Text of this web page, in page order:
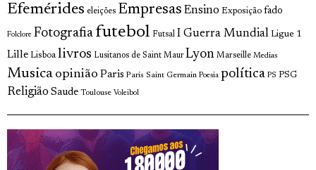
Efemérides eleições Empresas Ensino Exposição fado
Folclore Fotografia futebol Futsal I Guerra Mundial Ligue 1
Lille Lisboa livros Lusitanos de Saint Maur Lyon Marseille Medias
Musica opinião Paris Paris Saint Germain Poesia política PS PSG
Religião Saude Toulouse Voleibol